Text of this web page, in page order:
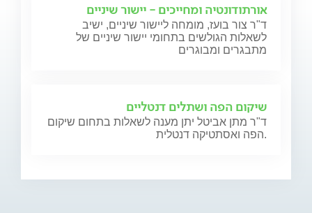
אורתודונטיה ומחייכים - יישור שיניים
ד"ר צור בועז, מומחה ליישור שיניים, ישיב
לשאלות הגולשים בתחומי יישור שיניים של
מתבגרים ומבוגרים
שיקום הפה ושתלים דנטליים
ד"ר מתן אביטל יתן מענה לשאלות בתחום שיקום
הפה ואסתטיקה דנטלית.